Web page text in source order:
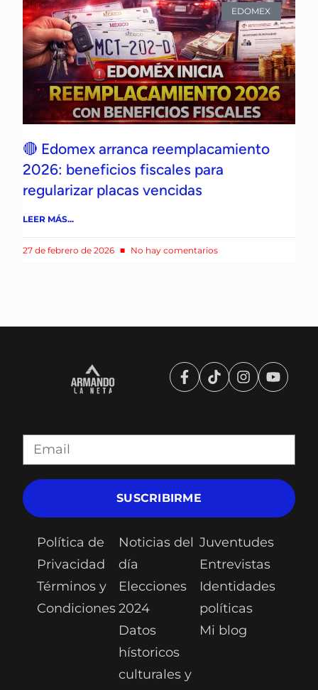
EDOMEX
🔴 Edomex arranca reemplacamiento
2026: beneficios fiscales para
regularizar placas vencidas
LEER MÁS...
27 de febrero de 2026 No hay comentarios
SUSCRIBIRME
Política de
Privacidad
Términos y
Condiciones
Noticias del
día
Elecciones
2024
Datos
hístoricos
culturales y
Juventudes
Entrevistas
Identidades
políticas
Mi blog